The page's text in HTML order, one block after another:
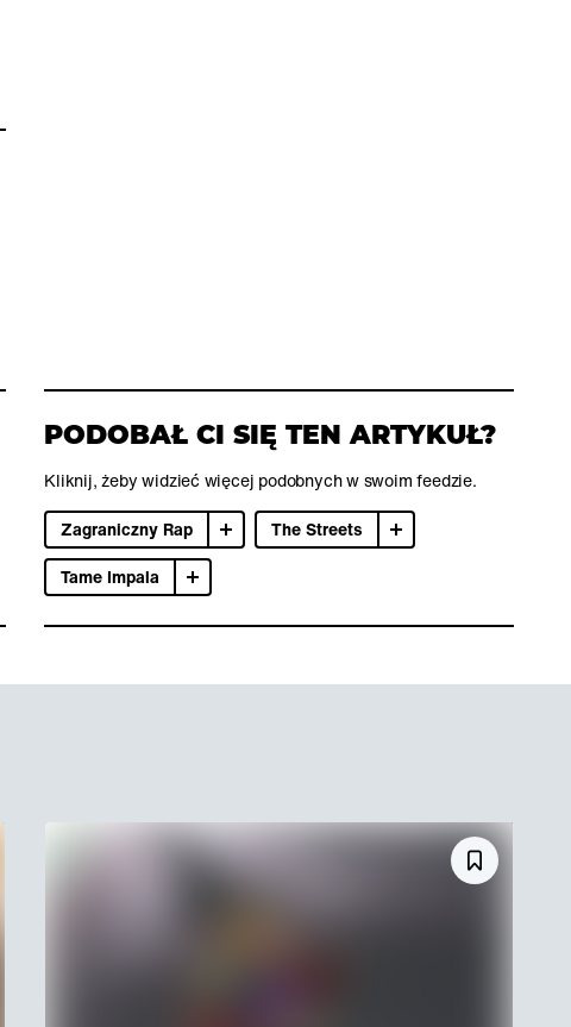
PODOBAŁ CI SIĘ TEN ARTYKUŁ?
Kliknij, żeby widzieć więcej podobnych w swoim feedzie.
Zagraniczny Rap
The Streets
Tame Impala